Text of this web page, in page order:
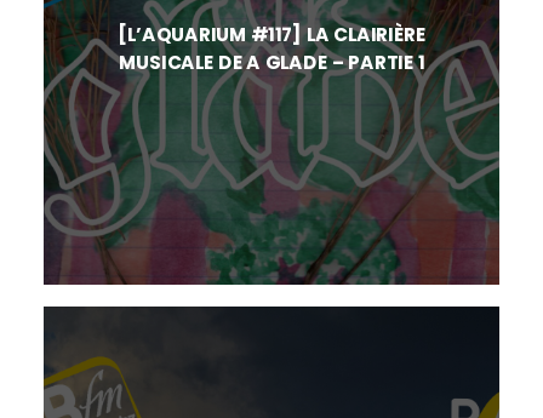
[L’AQUARIUM #117] LA CLAIRIÈRE
MUSICALE DE A GLADE – PARTIE 1